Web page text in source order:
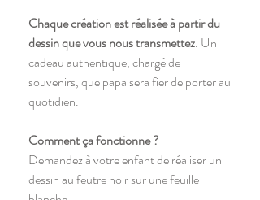
Chaque création est réalisée à partir du
dessin que vous nous transmettez. Un
cadeau authentique, chargé de
souvenirs, que papa sera fier de porter au
quotidien.
Comment ça fonctionne ?
Demandez à votre enfant de réaliser un
dessin au feutre noir sur une feuille